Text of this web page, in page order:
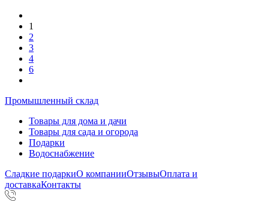
1
2
3
4
6
Промышленный склад
Товары для дома и дачи
Товары для сада и огорода
Подарки
Водоснабжение
Сладкие подаркиО компанииОтзывыОплата и
доставкаКонтакты